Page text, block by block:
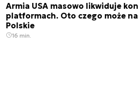
Armia USA masowo likwiduje
platformach. Oto czego może
Polskie
16 min.